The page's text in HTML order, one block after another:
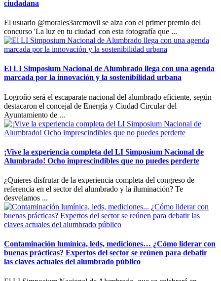
ciudadana
El usuario @morales3arcmovil se alza con el primer premio del
concurso 'La luz en tu ciudad' con esta fotografía que ...
El LI Simposium Nacional de Alumbrado llega con una agenda
marcada por la innovación y la sostenibilidad urbana
Logroño será el escaparate nacional del alumbrado eficiente, según
destacaron el concejal de Energía y Ciudad Circular del
Ayuntamiento de ...
¡Vive la experiencia completa del LI Simposium Nacional de
Alumbrado! Ocho imprescindibles que no puedes perderte
¿Quieres disfrutar de la experiencia completa del congreso de
referencia en el sector del alumbrado y la iluminación? Te
desvelamos ...
Contaminación lumínica, leds, mediciones… ¿Cómo liderar con
buenas prácticas? Expertos del sector se reúnen para debatir
las claves actuales del alumbrado público